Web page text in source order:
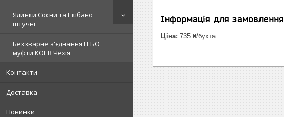
Ялинки Сосни та Екібано
штучні
Беззварне з'єднання ГЕБО
муфти KOER Чехія
Контакти
Доставка
Новинки
Інформація для замовлення
Ціна: 735 ₴/бухта